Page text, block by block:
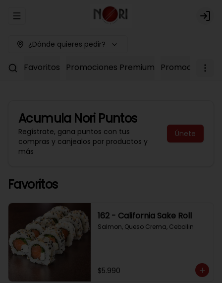
Abrir menu de navegación Login
¿Dónde quieres pedir?
Favoritos Promociones Premium Promociones
Acumula Nori Puntos
Regístrate, gana puntos con tus
compras y canjealos por productos y
más
Únete
Favoritos
162 - California Sake Roll
Salmon, Queso Crema, Cebollin
$5.990